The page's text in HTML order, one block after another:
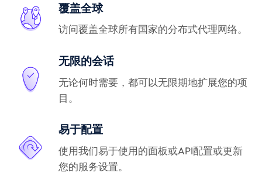
覆盖全球
访问覆盖全球所有国家的分布式代理网络。
无限的会话
无论何时需要，都可以无限期地扩展您的项
目。
易于配置
使用我们易于使用的面板或API配置或更新
您的服务设置。